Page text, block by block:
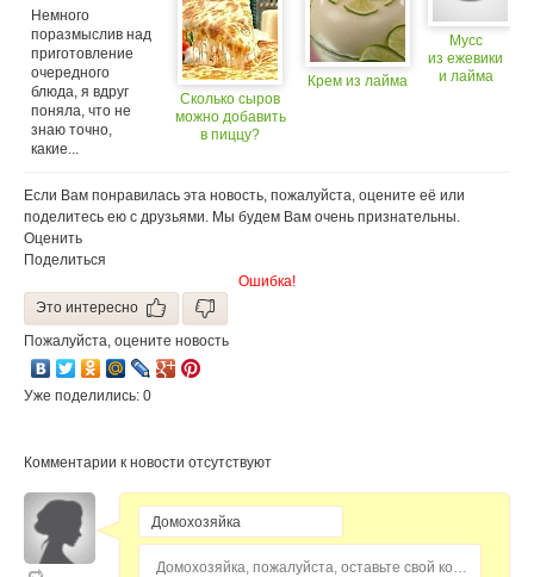
Немного
поразмыслив над
приготовление
очередного
блюда, я вдруг
поняла, что не
знаю точно,
какие...
Сколько сыров
можно добавить
в пиццу?
Крем из лайма
Мусс
из ежевики
и лайма
Если Вам понравилась эта новость, пожалуйста, оцените её или
поделитесь ею с друзьями. Мы будем Вам очень признательны.
Оценить
Поделиться
Ошибка!
Это интересно
Пожалуйста, оцените новость
Уже поделились: 0
Комментарии к новости отсутствуют
Домохозяйка, пожалуйста, оставьте свой комментарий...